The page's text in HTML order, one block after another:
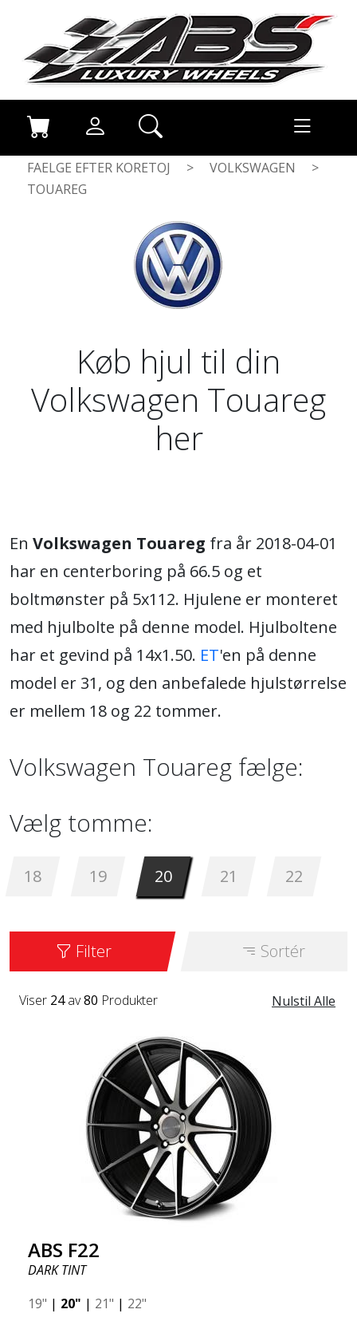
FAELGE EFTER KORETOJ > VOLKSWAGEN
>
TOUAREG
Køb hjul til din
Volkswagen Touareg
her
En Volkswagen Touareg fra år 2018-04-01
har en centerboring på 66.5 og et
boltmønster på 5x112. Hjulene er monteret
med hjulbolte på denne model. Hjulboltene
har et gevind på 14x1.50. ET'en på denne
model er 31, og den anbefalede hjulstørrelse
er mellem 18 og 22 tommer.
Volkswagen Touareg fælge:
Vælg tomme:
18 19 20 21 22
Filter Sortér
Nulstil Alle
Viser 24av80 Produkter
ABS F22
DARK TINT
19" | 20" | 21" | 22"